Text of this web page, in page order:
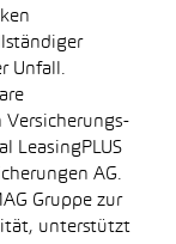
Unfall.
Versicherungs-
LeasingPLUS
AG.
Gruppe zur
unterstützt